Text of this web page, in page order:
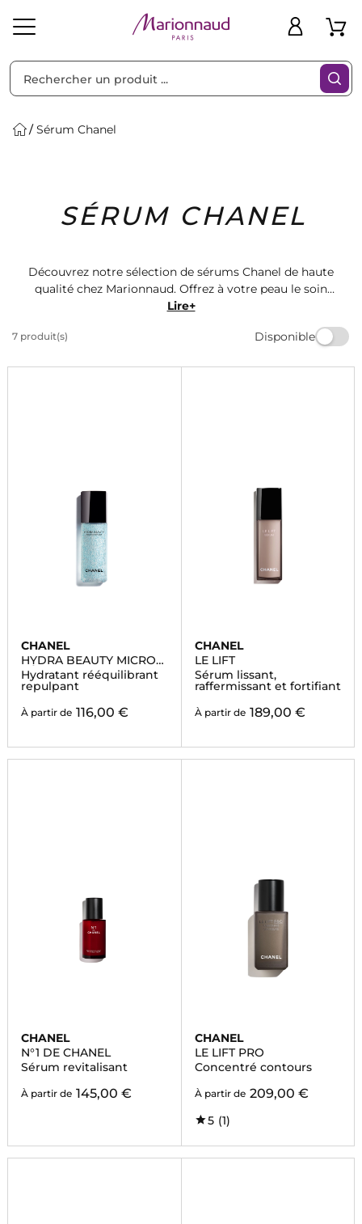
Solaire Homme Marques Idées
Cadeaux
Bons
Plans
Sérum Chanel
SÉRUM CHANEL
Découvrez notre sélection de sérums Chanel de haute
qualité chez Marionnaud. Offrez à votre peau le soin
qu'elle mérite avec nos produits de beauté de luxe.
gamme de sérums Chanel disponibles sur notre site.
Lire+
7 produit(s) Disponible
Filtres
CHANEL
HYDRA BEAUTY MICRO
SÉRUM
Hydratant rééquilibrant
repulpant
À partir de 116,00 €
CHANEL
LE LIFT
Sérum lissant,
raffermissant et fortifiant
À partir de 189,00 €
CHANEL
N°1 DE CHANEL
Sérum revitalisant
À partir de 145,00 €
CHANEL
LE LIFT PRO
Concentré contours
À partir de 209,00 €
5 (1)